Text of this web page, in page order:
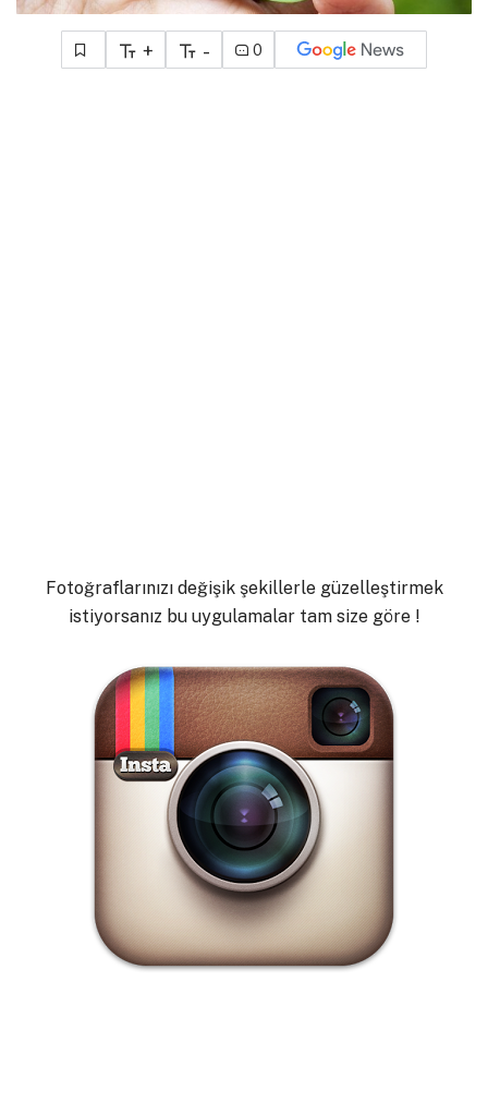
+ - 0
Fotoğraflarınızı değişik şekillerle güzelleştirmek
istiyorsanız bu uygulamalar tam size göre !